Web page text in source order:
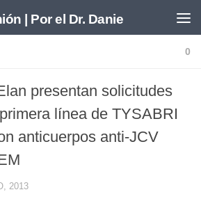
0
presentan solicitudes
línea de TYSABRI
anticuerpos anti-JCV
2013